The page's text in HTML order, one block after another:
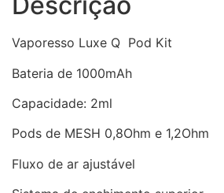
Vaporesso Luxe Q Pod Kit
Bateria de 1000mAh
Capacidade: 2ml
Pods de MESH 0,8Ohm e 1,2Ohm
Fluxo de ar ajustável